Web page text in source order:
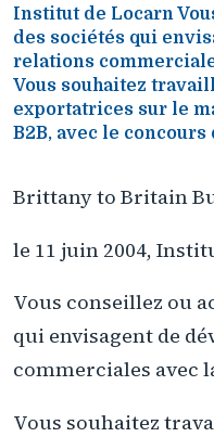
Institut de Locarn
des sociétés qui
relations
Vous souhaitez
exportatrices sur le
B2B, avec le
Brittany to Britain
le 11 juin 2004,
Vous conseillez ou
qui envisagent de
commerciales avec
Vous souhaitez